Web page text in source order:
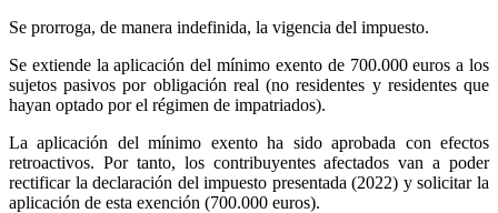
Se prorroga, de manera indefinida, la vigencia del impuesto.
Se extiende la aplicación del mínimo exento de 700.000 euros a los
sujetos pasivos por obligación real (no residentes y residentes que
hayan optado por el régimen de impatriados).
La aplicación del mínimo exento ha sido aprobada con efectos
retroactivos. Por tanto, los contribuyentes afectados van a poder
rectificar la declaración del impuesto presentada (2022) y solicitar la
aplicación de esta exención (700.000 euros).